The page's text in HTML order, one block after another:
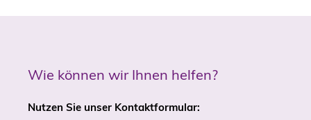
Wie können wir Ihnen helfen?
Nutzen Sie unser Kontaktformular: